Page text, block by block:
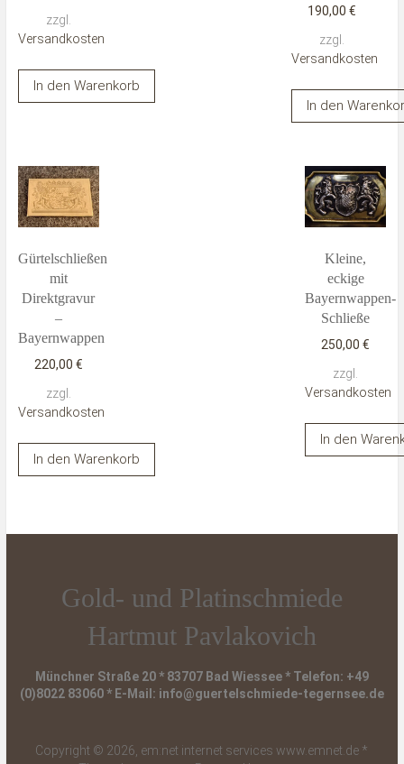
zzgl.
Versandkosten
In den Warenkorb
190,00 €
zzgl.
Versandkosten
In den
Gürtelschließen
mit
Direktgravur
–
Bayernwappen
220,00 €
zzgl.
Versandkosten
In den Warenkorb
Kleine,
eckige
Bayernwappen-
Schließe
250,00€
zzgl.
Versandkosten
In den
Gold- und Platinschmiede
Hartmut Pavlakovich
Münchner Straße 20 * 83707 Bad Wiessee * Telefon: +49
(0)8022 83060 * E-Mail: info@guertelschmiede-tegernsee.de
Copyright © 2026, em:net internet services www.emnet.de *